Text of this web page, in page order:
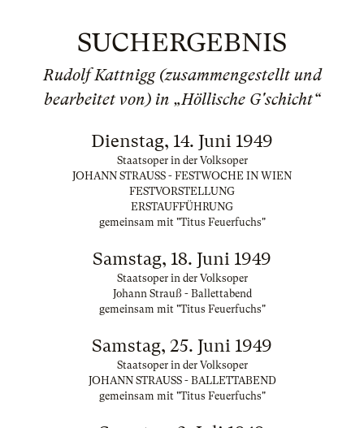
SUCHERGEBNIS
Rudolf Kattnigg (zusammengestellt und
bearbeitet von) in „Höllische G'schicht“
Dienstag, 14. Juni 1949
Staatsoper in der Volksoper
JOHANN STRAUSS - FESTWOCHE IN WIEN
FESTVORSTELLUNG
ERSTAUFFÜHRUNG
gemeinsam mit "Titus Feuerfuchs"
Samstag, 18. Juni 1949
Staatsoper in der Volksoper
Johann Strauß - Ballettabend
gemeinsam mit "Titus Feuerfuchs"
Samstag, 25. Juni 1949
Staatsoper in der Volksoper
JOHANN STRAUSS - BALLETTABEND
gemeinsam mit "Titus Feuerfuchs"